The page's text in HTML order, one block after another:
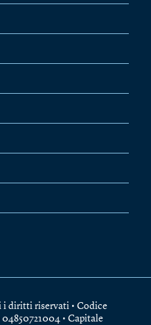
i diritti riservati • Codice
• Capitale